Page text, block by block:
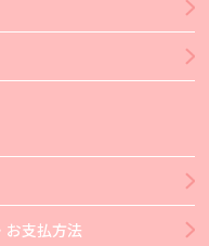
お支払方法